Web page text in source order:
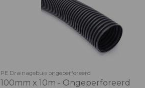
PE Drainagebuis ongeperforeerd
100mm x 10m - Ongeperforeerd